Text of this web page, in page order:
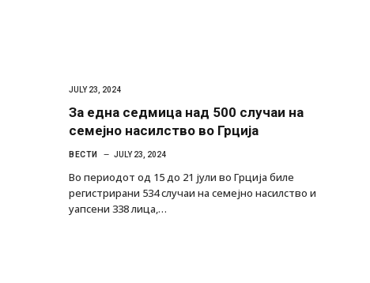
JULY 23, 2024
За една седмица над 500 случаи на
семејно насилство во Грција
ВЕСТИ JULY 23, 2024
Во периодот од 15 до 21 јули во Грција биле
регистрирани 534 случаи на семејно насилство и
уапсени 338 лица,…